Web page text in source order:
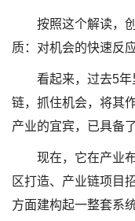
按照这个解读，
质：对机会的快速反
看起来，过去5
链，抓住机会，将其
产业的宜宾，已具备
现在，它在产业
区打造、产业链项目
方面建构起一整套系